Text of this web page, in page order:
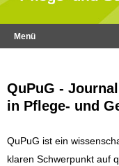
Menü
QuPuG -
in Pflege- und
QuPuG ist ein
klaren Schwerpunkt auf